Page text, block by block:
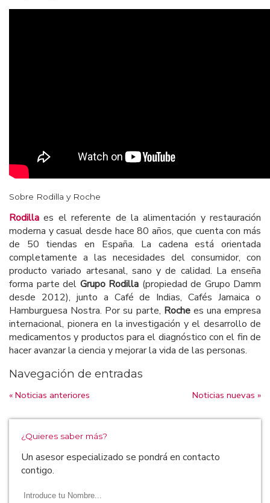
Sobre Rodilla y Roche
Rodilla es el referente de la alimentación y restauración
moderna y casual desde hace 80 años, que cuenta con más
de 50 tiendas en España. La cadena está orientada
completamente a las necesidades del consumidor, con
producto variado artesanal, sano y de calidad. La enseña
forma parte del Grupo Rodilla (propiedad de Grupo Damm
desde 2012), junto a Café de Indias, Cafés Jamaica o
Hamburguesa Nostra. Por su parte, Rochees una empresa
internacional, pionera en la investigación y el desarrollo de
medicamentos y productos para el diagnóstico con el fin de
hacer avanzar la ciencia y mejorar la vida de las personas.
Navegación de entradas
« Noticias anteriores Noticias nuevas »
¿Quieres saber más?
Un asesor especializado se pondrá en contacto
contigo.